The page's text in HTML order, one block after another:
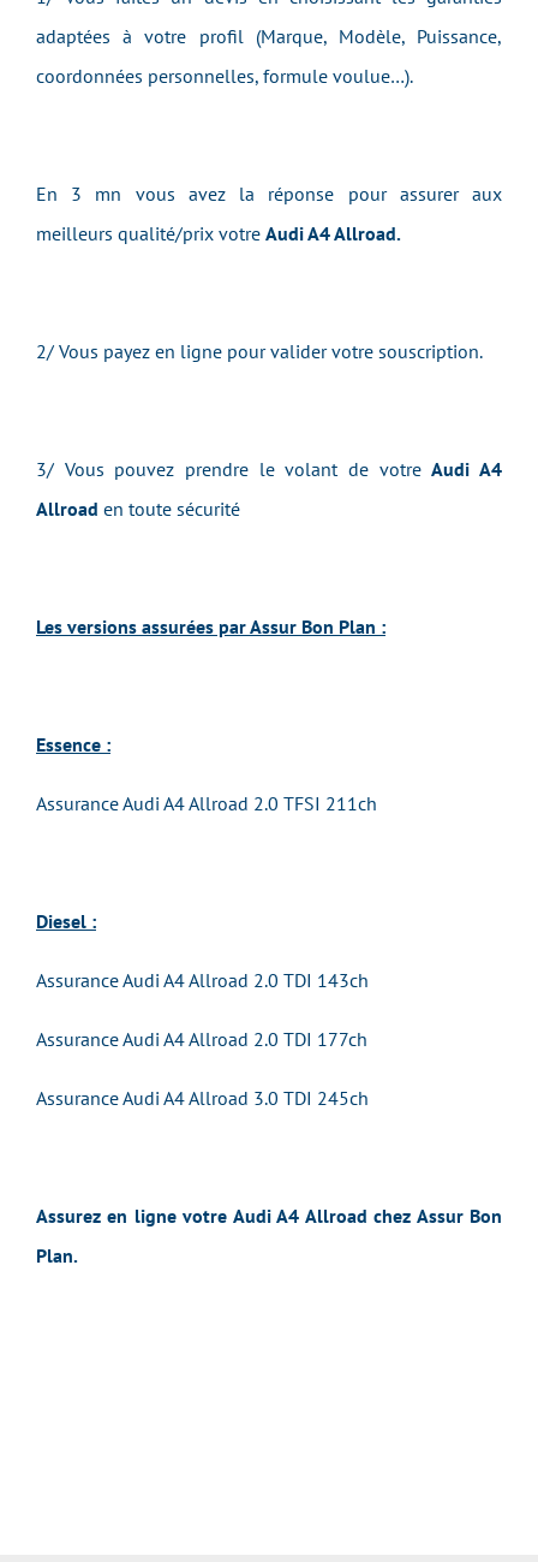
adaptées à votre profil (Marque, Modèle, Puissance,
coordonnées personnelles, formule voulue…).
En 3 mn vous avez la réponse pour assurer aux
meilleurs qualité/prix votre Audi A4 Allroad.
2/ Vous payez en ligne pour valider votre souscription.
3/ Vous pouvez prendre le volant de votreAudi A4
Allroad en toute sécurité
Les versions assurées par Assur Bon Plan :
Essence :
Assurance Audi A4 Allroad 2.0 TFSI 211ch
Diesel :
Assurance Audi A4 Allroad 2.0 TDI 143ch
Assurance Audi A4 Allroad 2.0 TDI 177ch
Assurance Audi A4 Allroad 3.0 TDI 245ch
Assurez en ligne votre Audi A4 Allroad chez Assur Bon
Plan.